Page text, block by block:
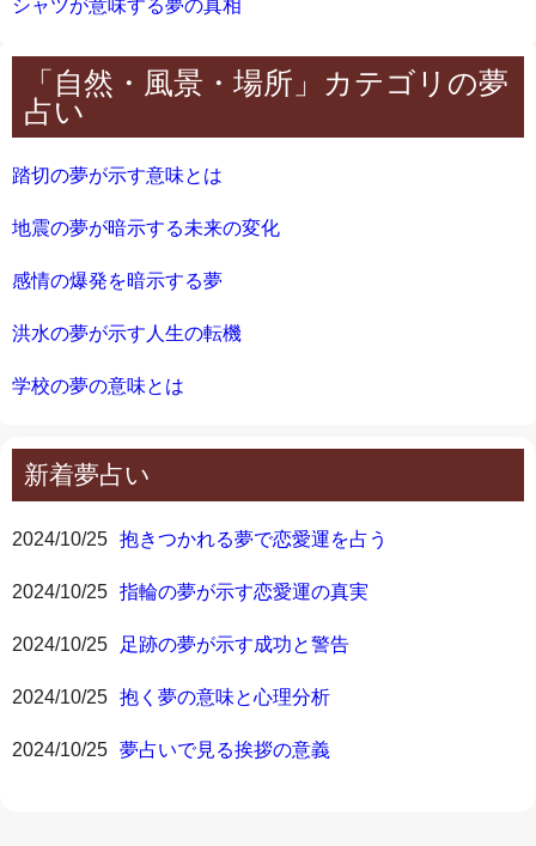
シャツが意味する夢の真相
「自然・風景・場所」カテゴリの夢
占い
踏切の夢が示す意味とは
地震の夢が暗示する未来の変化
感情の爆発を暗示する夢
洪水の夢が示す人生の転機
学校の夢の意味とは
新着夢占い
2024/10/25 抱きつかれる夢で恋愛運を占う
2024/10/25 指輪の夢が示す恋愛運の真実
2024/10/25 足跡の夢が示す成功と警告
2024/10/25 抱く夢の意味と心理分析
2024/10/25 夢占いで見る挨拶の意義